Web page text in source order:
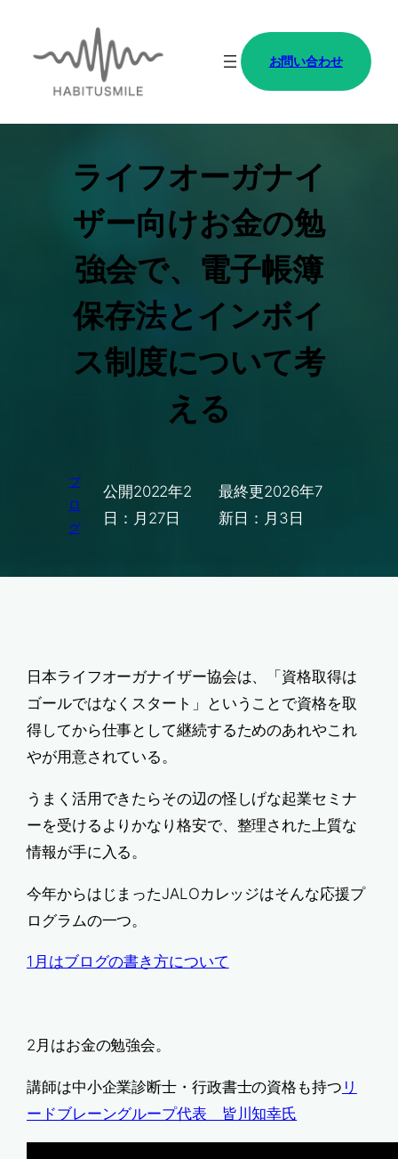
キ
お問い合わせ
ライフオーガナイ
ザー向けお金の勉
強会で、電子帳簿
保存法とインボイ
ス制度について考
える
ブ
ロ
グ
公開
日：
2022年2
月27日
最終更
新日：
2026年7
月3日
日本ライフオーガナイザー協会は、「資格取得は
ゴールではなくスタート」ということで資格を取
得してから仕事として継続するためのあれやこれ
やが用意されている。
うまく活用できたらその辺の怪しげな起業セミナ
ーを受けるよりかなり格安で、整理された上質な
情報が手に入る。
今年からはじまったJALOカレッジはそんな応援プ
ログラムの一つ。
1月はブログの書き方について
2月はお金の勉強会。
講師は中小企業診断士・行政書士の資格も持つ リ
ードブレーングループ代表 皆川知幸氏